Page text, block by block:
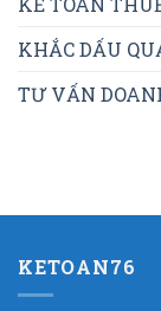
KHẮC DẤU
TƯ VẤN
KETOAN76